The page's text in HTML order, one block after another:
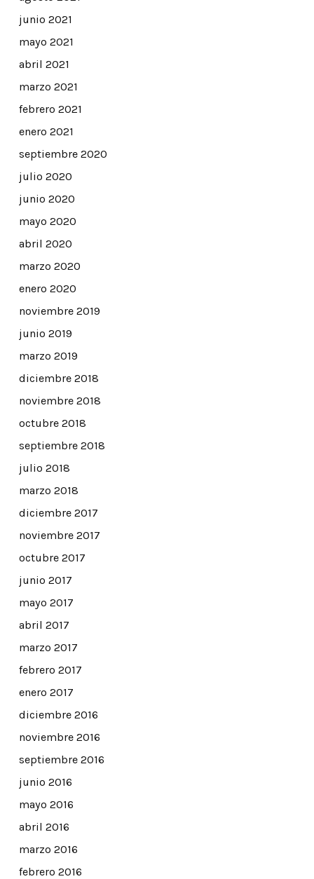
junio 2021
mayo 2021
abril 2021
marzo 2021
febrero 2021
enero 2021
septiembre 2020
julio 2020
junio 2020
mayo 2020
abril 2020
marzo 2020
enero 2020
noviembre 2019
junio 2019
marzo 2019
diciembre 2018
noviembre 2018
octubre 2018
septiembre 2018
julio 2018
marzo 2018
diciembre 2017
noviembre 2017
octubre 2017
junio 2017
mayo 2017
abril 2017
marzo 2017
febrero 2017
enero 2017
diciembre 2016
noviembre 2016
septiembre 2016
junio 2016
mayo 2016
abril 2016
marzo 2016
febrero 2016